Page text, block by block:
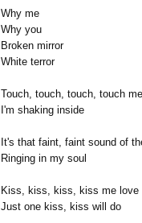
Why me
Why you
Broken mirror
White terror
Touch, touch, touch, touch
I'm shaking inside
It's that faint, faint sound of
Ringing in my soul
Kiss, kiss, kiss, kiss me love
Just one kiss, kiss will do